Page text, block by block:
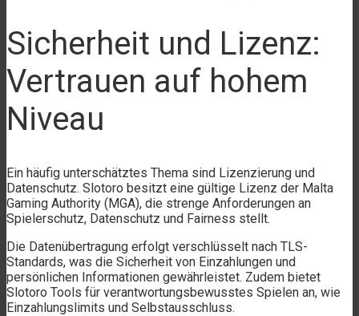
Sicherheit und Lizenz:
Vertrauen auf hohem
Niveau
Ein häufig unterschätztes Thema sind Lizenzierung und
Datenschutz. Slotoro besitzt eine gültige Lizenz der Malta
Gaming Authority (MGA), die strenge Anforderungen an
Spielerschutz, Datenschutz und Fairness stellt.
Die Datenübertragung erfolgt verschlüsselt nach TLS-
Standards, was die Sicherheit von Einzahlungen und
persönlichen Informationen gewährleistet. Zudem bietet
Slotoro Tools für verantwortungsbewusstes Spielen an, wie
Einzahlungslimits und Selbstausschluss.